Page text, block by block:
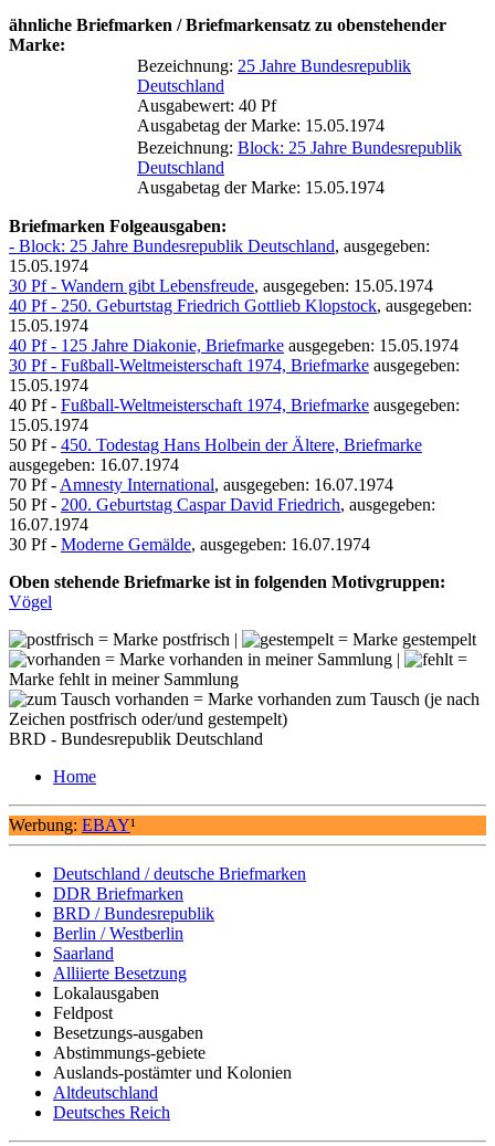
ähnliche Briefmarken / Briefmarkensatz zu obenstehender
Marke:
Bezeichnung: 25 Jahre Bundesrepublik
Deutschland
Ausgabewert: 40 Pf
Ausgabetag der Marke: 15.05.1974
Bezeichnung: Block: 25 Jahre Bundesrepublik
Deutschland
Ausgabetag der Marke: 15.05.1974
Briefmarken Folgeausgaben:
- Block: 25 Jahre Bundesrepublik Deutschland, ausgegeben:
15.05.1974
30 Pf - Wandern gibt Lebensfreude, ausgegeben: 15.05.1974
40 Pf - 250. Geburtstag Friedrich Gottlieb Klopstock, ausgegeben:
15.05.1974
40 Pf - 125 Jahre Diakonie, Briefmarke ausgegeben: 15.05.1974
30 Pf - Fußball-Weltmeisterschaft 1974, Briefmarke ausgegeben:
15.05.1974
40 Pf - Fußball-Weltmeisterschaft 1974, Briefmarke ausgegeben:
15.05.1974
50 Pf - 450. Todestag Hans Holbein der Ältere, Briefmarke
ausgegeben: 16.07.1974
70 Pf - Amnesty International, ausgegeben: 16.07.1974
50 Pf - 200. Geburtstag Caspar David Friedrich, ausgegeben:
16.07.1974
30 Pf - Moderne Gemälde, ausgegeben: 16.07.1974
Oben stehende Briefmarke ist in folgenden Motivgruppen:
Vögel
= Marke postfrisch |
= Marke gestempelt
= Marke vorhanden in meiner Sammlung |
=
Marke fehlt in meiner Sammlung
= Marke vorhanden zum Tausch (je nach
Zeichen postfrisch oder/und gestempelt)
BRD - Bundesrepublik Deutschland
Home
Werbung: EBAY¹
Deutschland / deutsche Briefmarken
DDR Briefmarken
BRD / Bundesrepublik
Berlin / Westberlin
Saarland
Alliierte Besetzung
Lokalausgaben
Feldpost
Besetzungs-ausgaben
Abstimmungs-gebiete
Auslands-postämter und Kolonien
Altdeutschland
Deutsches Reich